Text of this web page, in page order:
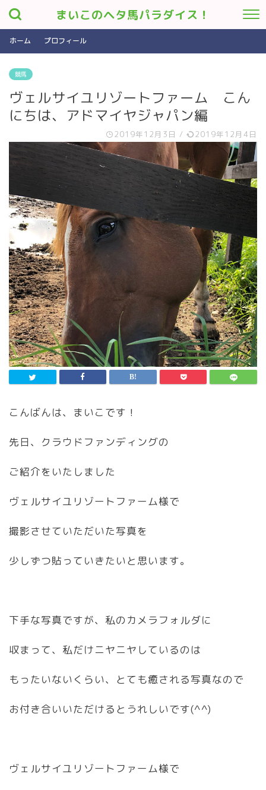
まいこのヘタ馬パラダイス！
ホーム プロフィール
競馬
ヴェルサイユリゾートファーム こん
にちは、アドマイヤジャパン編
2019年12月3日 / 2019年12月4日
こんばんは、まいこです！
先日、クラウドファンディングの
ご紹介をいたしました
ヴェルサイユリゾートファーム様で
撮影させていただいた写真を
少しずつ貼っていきたいと思います。
下手な写真ですが、私のカメラフォルダに
収まって、私だけニヤニヤしているのは
もったいないくらい、とても癒される写真なので
お付き合いいただけるとうれしいです(^^)
ヴェルサイユリゾートファーム様で